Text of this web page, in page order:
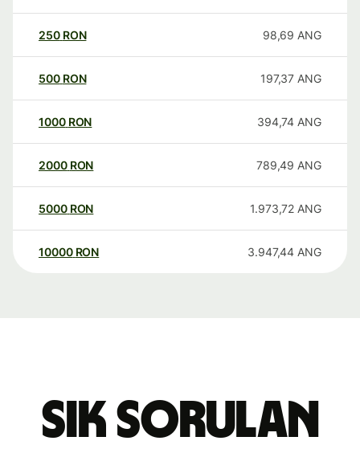
250 RON 98,69 ANG
500 RON 197,37 ANG
1000 RON 394,74 ANG
2000 RON 789,49 ANG
5000 RON 1.973,72 ANG
10000 RON 3.947,44 ANG
Sık sorulan